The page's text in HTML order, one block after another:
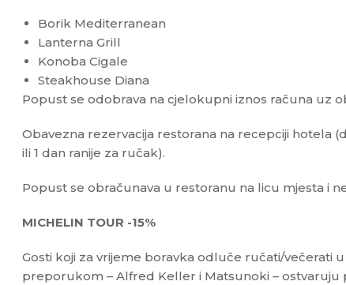
Borik Mediterranean
Lanterna Grill
Konoba Cigale
Steakhouse Diana
Popust se odobrava na cjelokupni iznos računa uz
Obavezna rezervacija restorana na recepciji hotela
ili 1 dan ranije za ručak).
Popust se obračunava u restoranu na licu mjesta i
MICHELIN TOUR -15%
Gosti koji za vrijeme boravka odluče ručati/večerati
preporukom – Alfred Keller i Matsunoki – ostvaruju